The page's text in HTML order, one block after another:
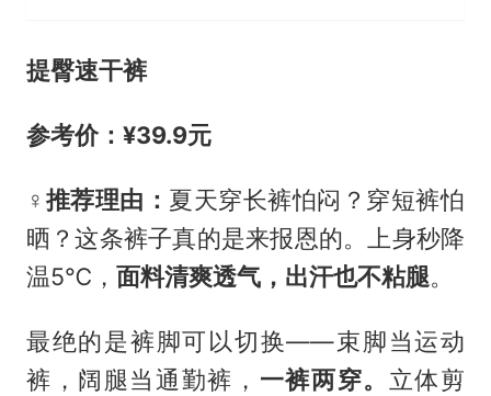
提臀速干裤
参考价：¥39.9元
‍♀️推荐理由 ： 夏天穿长裤怕闷？穿短裤怕
晒？这条裤子真的是来报恩的。上身秒降
温5℃， 面料清爽透气，出汗也不粘腿。
最绝的是裤脚可以切换——束脚当运动
裤，阔腿当通勤裤， 一裤两穿。 立体剪